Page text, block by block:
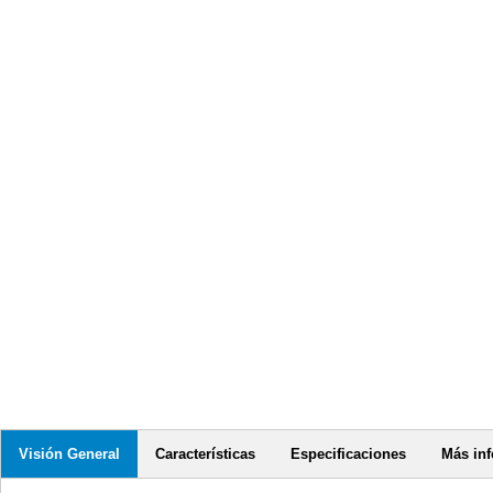
Visión General Características Especificaciones Más